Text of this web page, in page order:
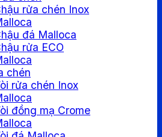
rửa chén Inox
đá Malloca
rửa ECO
chén
rửa chén Inox
đồng mạ Crome